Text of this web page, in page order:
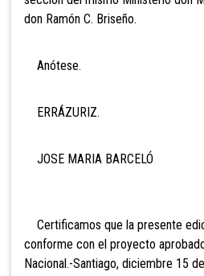
don Ramón C. Briseño.
Anótese.
ERRÁZURIZ.
JOSE MARIA BARCELÓ
Certificamos que la presente
conforme con el proyecto
Nacional.-Santiago, diciembre 15